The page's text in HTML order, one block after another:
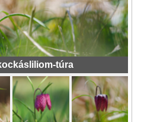
túra